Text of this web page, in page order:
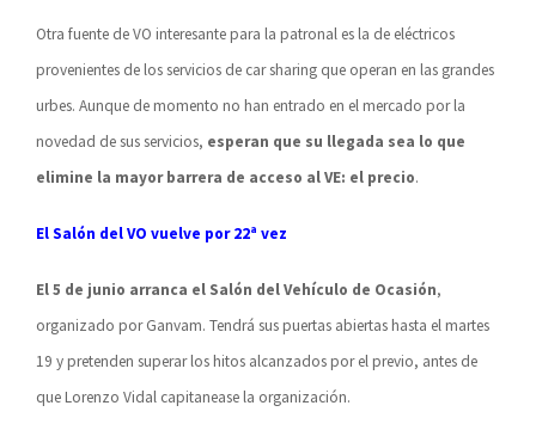
Otra fuente de VO interesante para la patronal es la de eléctricos
provenientes de los servicios de car sharing que operan en las grandes
urbes. Aunque de momento no han entrado en el mercado por la
novedad de sus servicios, esperan que su llegada sea lo que
elimine la mayor barrera de acceso al VE: el precio.
El Salón del VO vuelve por 22ª vez
El 5 de junio arranca el Salón del Vehículo de Ocasión,
organizado por Ganvam. Tendrá sus puertas abiertas hasta el martes
19 y pretenden superar los hitos alcanzados por el previo, antes de
que Lorenzo Vidal capitanease la organización.